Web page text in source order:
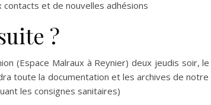
et de nouvelles adhésions
?
(Espace Malraux à Reynier) deux jeudis soir,
toute la documentation et les archives de
les consignes sanitaires)